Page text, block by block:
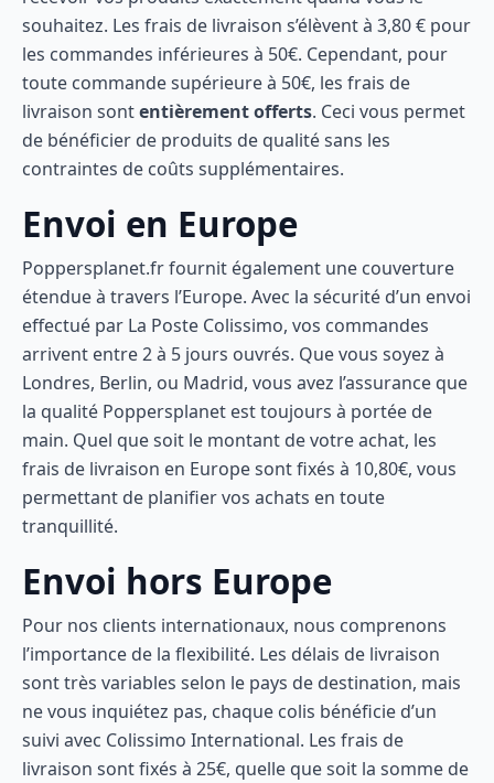
souhaitez. Les frais de livraison s’élèvent à 3,80 € pour
les commandes inférieures à 50€. Cependant, pour
toute commande supérieure à 50€, les frais de
livraison sontentièrement offerts. Ceci vous permet
de bénéficier de produits de qualité sans les
contraintes de coûts supplémentaires.
Envoi en Europe
Poppersplanet.fr fournit également une couverture
étendue à travers l’Europe. Avec la sécurité d’un envoi
effectué par La Poste Colissimo, vos commandes
arrivent entre 2 à 5 jours ouvrés. Que vous soyez à
Londres, Berlin, ou Madrid, vous avez l’assurance que
la qualité Poppersplanet est toujours à portée de
main. Quel que soit le montant de votre achat, les
frais de livraison en Europe sont fixés à 10,80€, vous
permettant de planifier vos achats en toute
tranquillité.
Envoi hors Europe
Pour nos clients internationaux, nous comprenons
l’importance de la flexibilité. Les délais de livraison
sont très variables selon le pays de destination, mais
ne vous inquiétez pas, chaque colis bénéficie d’un
suivi avec Colissimo International. Les frais de
livraison sont fixés à 25€, quelle que soit la somme de